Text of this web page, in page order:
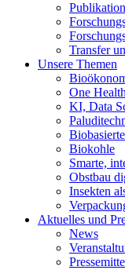
Transfer
Unsere Themen
One Health
KI, Data
Biokohle
Smarte,
Obstbau
Insekten
Aktuelles und
News